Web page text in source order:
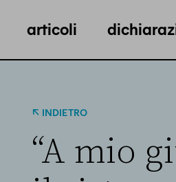
articoli
INDIETRO
“A mio